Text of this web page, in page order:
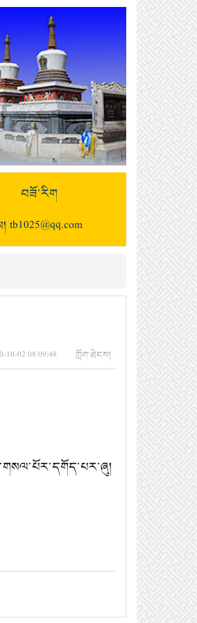
བཟོ་རིག
10-02 08:09:48 ཀློག་ཐེངས།